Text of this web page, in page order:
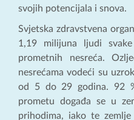
svojih potencijala i snova.
Svjetska zdravstvena
1,19 milijuna ljudi
prometnih nesreća.
nesrećama vodeći su
od 5 do 29 godina. 92
prometu događa se u
prihodima, iako te